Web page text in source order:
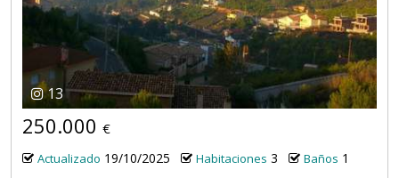
13
250.000 €
Actualizado 19/10/2025 Habitaciones 3 Baños 1